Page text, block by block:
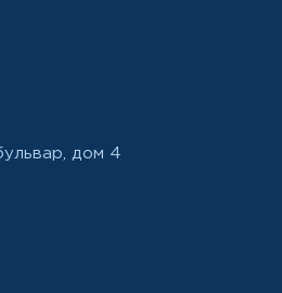
дом 4